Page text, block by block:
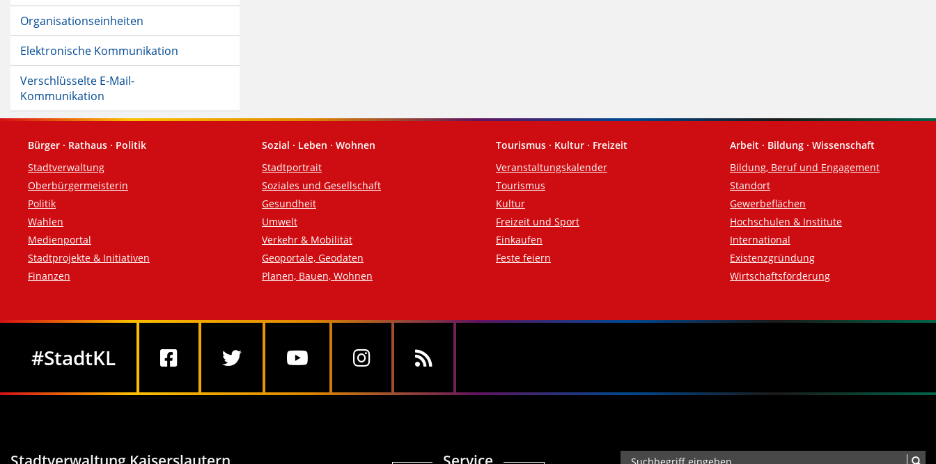
Organisationseinheiten
Elektronische Kommunikation
Verschlüsselte E-Mail-
Kommunikation
Fußzeile
Bürger · Rathaus · Politik
Stadtverwaltung
Oberbürgermeisterin
Politik
Wahlen
Medienportal
Stadtprojekte & Initiativen
Finanzen
Sozial · Leben · Wohnen
Stadtportrait
Soziales und Gesellschaft
Gesundheit
Umwelt
Verkehr & Mobilität
Geoportale, Geodaten
Planen, Bauen, Wohnen
Tourismus · Kultur · Freizeit
Veranstaltungskalender
Tourismus
Kultur
Freizeit und Sport
Einkaufen
Feste feiern
Arbeit · Bildung · Wissenschaft
Bildung, Beruf und Engagement
Standort
Gewerbeflächen
Hochschulen & Institute
International
Existenzgründung
Wirtschaftsförderung
#StadtKL